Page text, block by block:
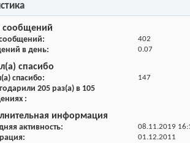
сообщений
402
в день 0.07
спасибо
спасибо 147
205 раз(а) в 105
информация
активность 08.11.2019
01.12.2011